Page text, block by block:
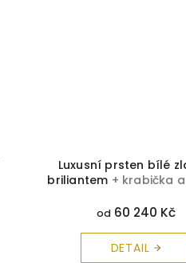
Luxusní prsten bílé
briliantem + krabička
od 60 240 Kč
DETAIL